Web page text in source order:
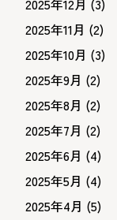
2025年11月 (2)
2025年10月 (3)
2025年9月 (2)
2025年8月 (2)
2025年7月 (2)
2025年6月 (4)
2025年5月 (4)
2025年4月 (5)